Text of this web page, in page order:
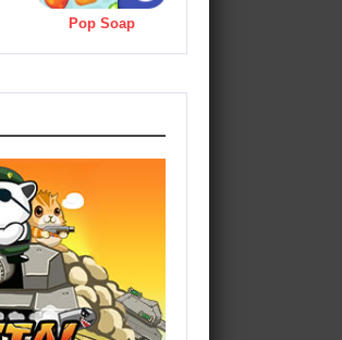
Pop Soap